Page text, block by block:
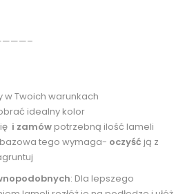
w Twoich warunkach
idealny kolor
i zamów potrzebną ilość lameli
tego wymaga- oczyść ją z
: Dla lepszego